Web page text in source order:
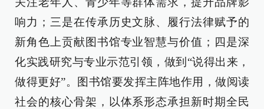
响力；三是在传承历史文脉、履行法律赋予的
新角色上贡献图书馆专业智慧与价值；四是深
化实践研究与专业示范引领，做到“说得出来，
做得更好”。图书馆要发挥主阵地作用，做阅读
社会的核心骨架，以体系形态承担新时期全民